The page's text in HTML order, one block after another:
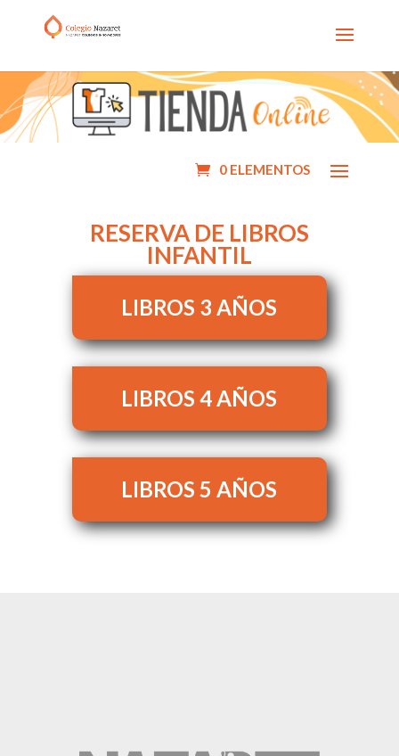
0 ELEMENTOS
RESERVA DE LIBROS
INFANTIL
LIBROS 3 AÑOS
LIBROS 4 AÑOS
LIBROS 5 AÑOS